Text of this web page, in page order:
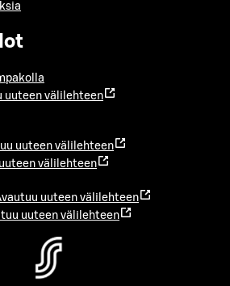
uuteen välilehteen
uuteen välilehteen
välilehteen
uuteen välilehteen
uuteen välilehteen